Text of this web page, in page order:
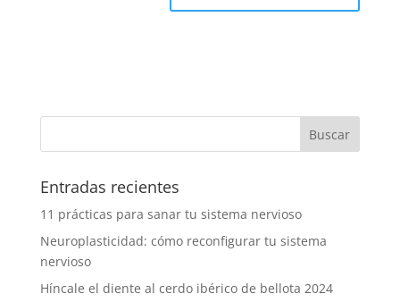
Entradas recientes
11 prácticas para sanar tu sistema nervioso
Neuroplasticidad: cómo reconfigurar tu sistema
nervioso
Híncale el diente al cerdo ibérico de bellota 2024